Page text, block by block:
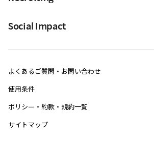
Social Impact
よくあるご質問・お問い合わせ
使用条件
ポリシー・約款・規約一覧
サイトマップ